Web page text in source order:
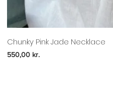
Chunky Pink Jade Necklace
Pris
550,00 kr.